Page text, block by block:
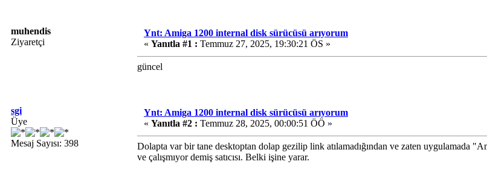
muhendis
Ziyaretçi
Ynt: Amiga 1200 internal disk sürücüsü arıyorum
« Yanıtla #1 : Temmuz 27, 2025, 19:30:21 ÖS »
güncel
sgi
Üye
Mesaj Sayısı: 398
Ynt: Amiga 1200 internal disk sürücüsü arıyorum
« Yanıtla #2 : Temmuz 28, 2025, 00:00:51 ÖÖ »
Dolapta var bir tane desktoptan dolap gezilip link atılamadığından ve zaten uygulamada
ve çalışmıyor demiş satıcısı. Belki işine yarar.